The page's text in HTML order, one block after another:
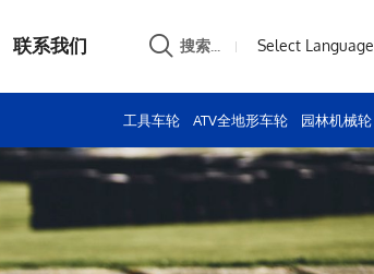
联系我们 搜索... Select Language
工具车轮 ATV全地形车轮 园林机械轮